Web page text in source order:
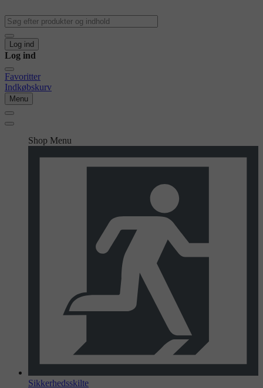
Log ind
Log ind
Favoritter
Indkøbskurv
Menu
Shop Menu
Sikkerhedsskilte